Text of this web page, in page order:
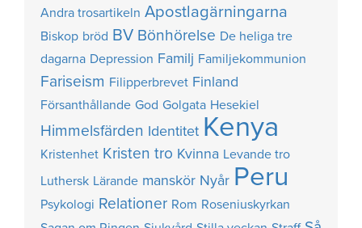
Andra trosartikeln Apostlagärningarna
Biskop bröd BV Bönhörelse De heliga tre
dagarna Depression Familj Familjekommunion
Fariseism Filipperbrevet Finland
Försanthållande God Golgata Hesekiel
Himmelsfärden Identitet Kenya
Kristenhet Kristen tro Kvinna Levande tro
Luthersk Lärande manskör Nyår Peru
Psykologi Relationer Rom Roseniuskyrkan